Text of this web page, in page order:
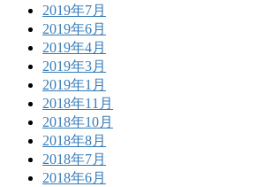
2019年7月
2019年6月
2019年4月
2019年3月
2019年1月
2018年11月
2018年10月
2018年8月
2018年7月
2018年6月